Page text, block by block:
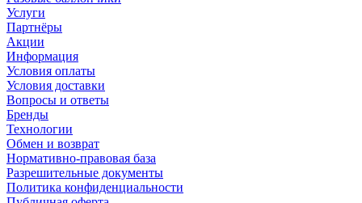
Услуги
Партнёры
Акции
Информация
Условия оплаты
Условия доставки
Вопросы и ответы
Бренды
Технологии
Обмен и возврат
Нормативно-правовая база
Разрешительные документы
Политика конфиденциальности